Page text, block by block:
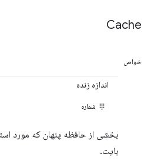
Cache
خواص
اندازه زنده
شماره
بخشی از حافظه پنهان که مورد
بایت.